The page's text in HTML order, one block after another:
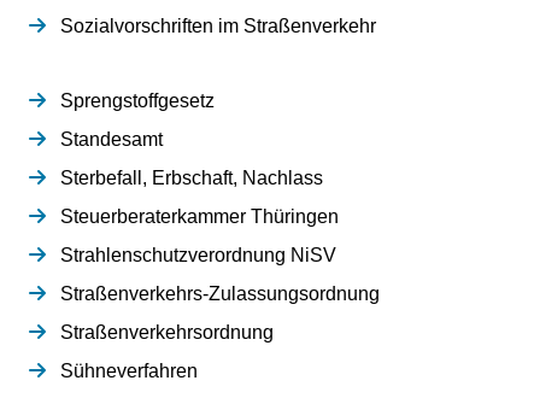
Sozialvorschriften im Straßenverkehr
Sprengstoffgesetz
Standesamt
Sterbefall, Erbschaft, Nachlass
Steuerberaterkammer Thüringen
Strahlenschutzverordnung NiSV
Straßenverkehrs-Zulassungsordnung
Straßenverkehrsordnung
Sühneverfahren